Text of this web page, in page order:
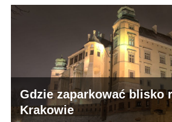
Gdzie zaparkować blisko
Krakowie